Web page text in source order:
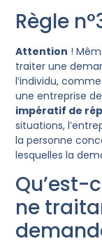
Règle
Attention !
traiter une
l’individu,
une entreprise
impératif de
situations,
la personne
lesquelles la
Qu’est-
ne